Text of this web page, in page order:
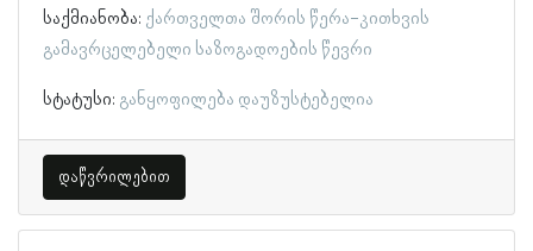
საქმიანობა: ქართველთა შორის წერა-კითხვის
გამავრცელებელი საზოგადოების წევრი
სტატუსი: განყოფილება დაუზუსტებელია
დაწვრილებით